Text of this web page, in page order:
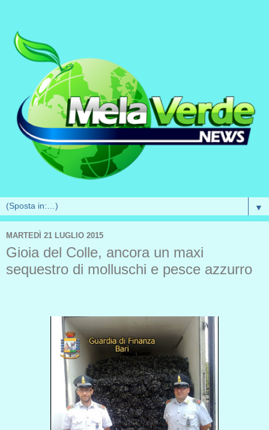
▼
MARTEDÌ 21 LUGLIO 2015
Gioia del Colle, ancora un maxi
sequestro di molluschi e pesce azzurro